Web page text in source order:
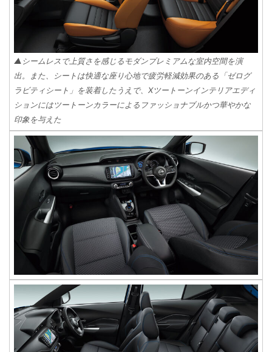
▲シームレスで上質さを感じるモダンプレミアムな室内空間を演
出。また、シートは快適な座り心地で疲労軽減効果のある「ゼログ
ラビティシート」を装着したうえで、Xツートーンインテリアエディ
ションにはツートーンカラーによるファッショナブルかつ華やかな
印象を与えた